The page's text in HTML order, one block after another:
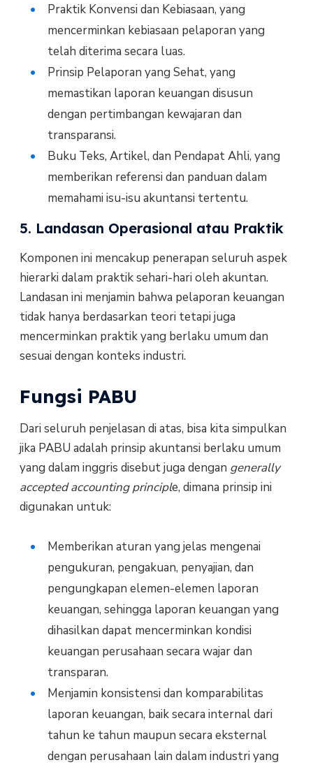
Praktik Konvensi dan Kebiasaan, yang
mencerminkan kebiasaan pelaporan yang
telah diterima secara luas.
Prinsip Pelaporan yang Sehat, yang
memastikan laporan keuangan disusun
dengan pertimbangan kewajaran dan
transparansi.
Buku Teks, Artikel, dan Pendapat Ahli, yang
memberikan referensi dan panduan dalam
memahami isu-isu akuntansi tertentu.
5. Landasan Operasional atau Praktik
Komponen ini mencakup penerapan seluruh aspek
hierarki dalam praktik sehari-hari oleh akuntan.
Landasan ini menjamin bahwa pelaporan keuangan
tidak hanya berdasarkan teori tetapi juga
mencerminkan praktik yang berlaku umum dan
sesuai dengan konteks industri.
Fungsi PABU
Dari seluruh penjelasan di atas, bisa kita simpulkan
jika PABU adalah prinsip akuntansi berlaku umum
yang dalam inggris disebut juga dengan generally
accepted accounting principle, dimana prinsip ini
digunakan untuk:
Memberikan aturan yang jelas mengenai
pengukuran, pengakuan, penyajian, dan
pengungkapan elemen-elemen laporan
keuangan, sehingga laporan keuangan yang
dihasilkan dapat mencerminkan kondisi
keuangan perusahaan secara wajar dan
transparan.
Menjamin konsistensi dan komparabilitas
laporan keuangan, baik secara internal dari
tahun ke tahun maupun secara eksternal
dengan perusahaan lain dalam industri yang